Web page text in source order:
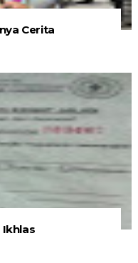
Cerita
Ikhlas